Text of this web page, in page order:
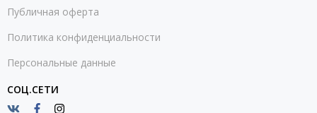
Публичная оферта
Политика конфиденциальности
Персональные данные
СОЦ.СЕТИ